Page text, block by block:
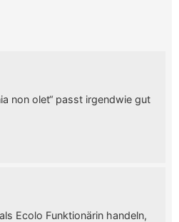
non olet“ passt irgendwie gut
Ecolo Funktionärin handeln,